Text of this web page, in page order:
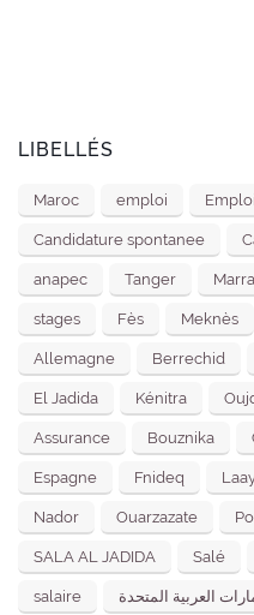
LIBELLÉS
Maroc emploi
Candidature spontanee
anapec Tanger
stages Fès Meknès
Allemagne Berrechid
El Jadida Kénitra
Assurance Bouznika
Espagne Fnideq
Nador Ouarzazate
SALA AL JADIDA Salé
salaire العربية المتحدة